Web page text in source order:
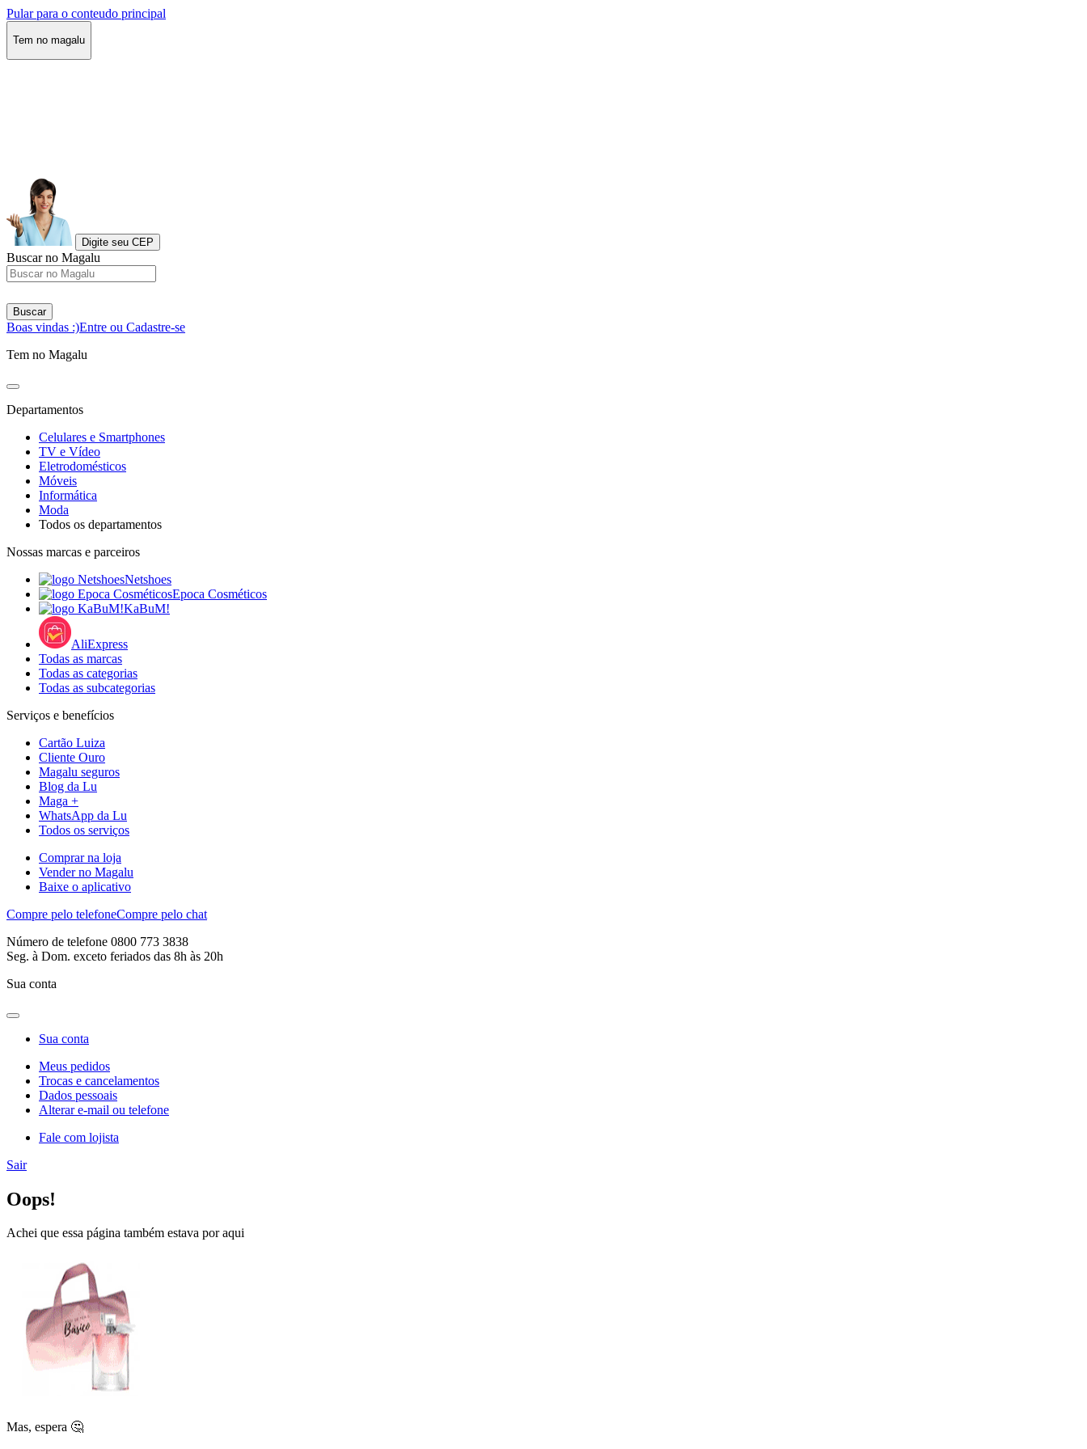
Pular para o conteudo principal
Tem no magalu
Digite seu CEP
Buscar no Magalu
Buscar
Boas vindas :)Entre ou Cadastre-se
Tem no Magalu
Departamentos
Celulares e Smartphones
TV e Vídeo
Eletrodomésticos
Móveis
Informática
Moda
Todos os departamentos
Nossas marcas e parceiros
Netshoes
Epoca Cosméticos
KaBuM!
AliExpress
Todas as marcas
Todas as categorias
Todas as subcategorias
Serviços e benefícios
Cartão Luiza
Cliente Ouro
Magalu seguros
Blog da Lu
Maga +
WhatsApp da Lu
Todos os serviços
Comprar na loja
Vender no Magalu
Baixe o aplicativo
Compre pelo telefoneCompre pelo chat
Número de telefone 0800 773 3838
Seg. à Dom. exceto feriados das 8h às 20h
Sua conta
Sua conta
Meus pedidos
Trocas e cancelamentos
Dados pessoais
Alterar e-mail ou telefone
Fale com lojista
Sair
Oops!
Achei que essa página também estava por aqui
Mas, espera 🤔